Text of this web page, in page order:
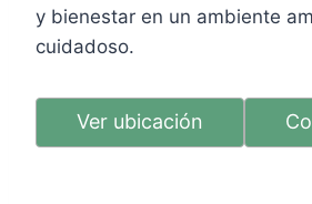
y bienestar en un ambiente
cuidadoso.
Ver ubicación